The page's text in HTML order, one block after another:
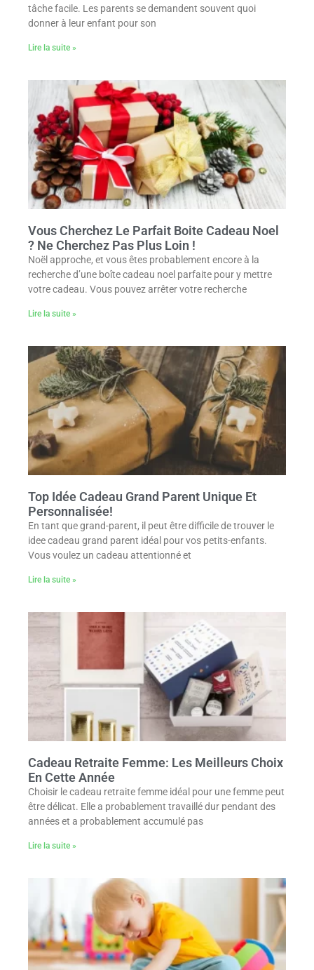
tâche facile. Les parents se demandent souvent quoi
donner à leur enfant pour son
Lire la suite »
Vous Cherchez Le Parfait Boite Cadeau Noel
? Ne Cherchez Pas Plus Loin !
Noël approche, et vous êtes probablement encore à la
recherche d’une boîte cadeau noel parfaite pour y mettre
votre cadeau. Vous pouvez arrêter votre recherche
Lire la suite »
Top Idée Cadeau Grand Parent Unique Et
Personnalisée!
En tant que grand-parent, il peut être difficile de trouver le
idee cadeau grand parent idéal pour vos petits-enfants.
Vous voulez un cadeau attentionné et
Lire la suite »
Cadeau Retraite Femme: Les Meilleurs Choix
En Cette Année
Choisir le cadeau retraite femme idéal pour une femme peut
être délicat. Elle a probablement travaillé dur pendant des
années et a probablement accumulé pas
Lire la suite »